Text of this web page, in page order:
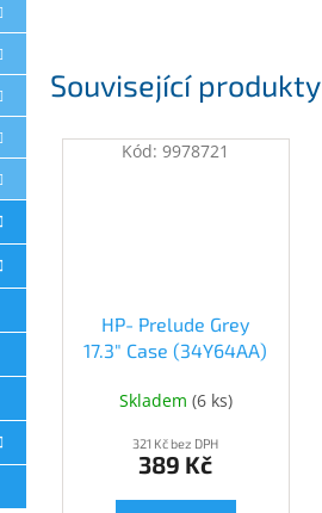
Související produkty
HP- Prelude Grey
17.3" Case (34Y64AA)
Skladem (6 ks)
321 Kč bez DPH
389 Kč
Kód:9978721